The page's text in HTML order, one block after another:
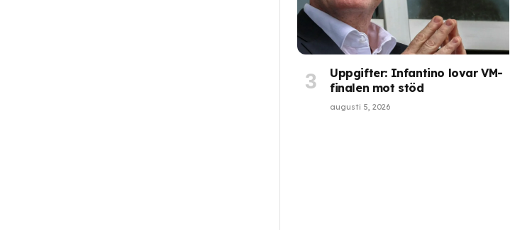
Uppgifter: Infantino lovar VM-
finalen mot stöd
augusti 5, 2026